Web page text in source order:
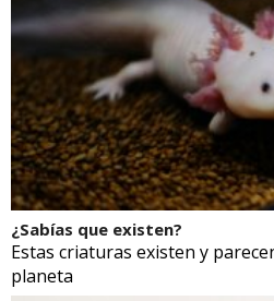
¿Sabías que existen?
Estas criaturas existen y
planeta